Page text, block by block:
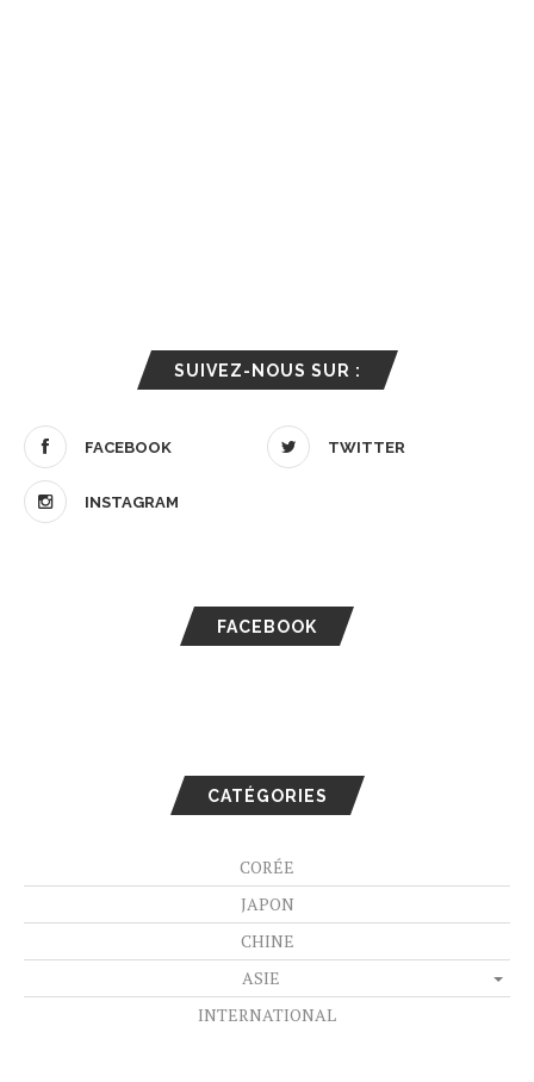
SUIVEZ-NOUS SUR :
FACEBOOK TWITTER
INSTAGRAM
FACEBOOK
CATÉGORIES
CORÉE
JAPON
CHINE
ASIE
INTERNATIONAL